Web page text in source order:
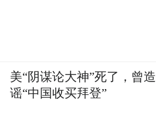
美“阴谋论大神”死了，曾造
谣“中国收买拜登”